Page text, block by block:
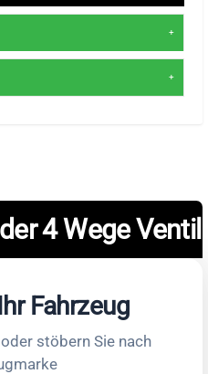
4 Wege Ventil
Fahrzeug
stöbern Sie nach